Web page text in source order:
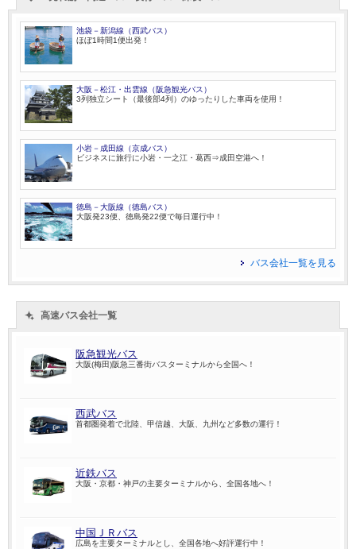
池袋－新潟線（西武バス）
ほぼ1時間1便出発！
大阪－松江・出雲線（阪急観光バス）
3列独立シート（最後部4列）のゆったりした車両を使用！
小岩－成田線（京成バス）
ビジネスに旅行に小岩・一之江・葛西⇒成田空港へ！
徳島－大阪線（徳島バス）
大阪発23便、徳島発22便で毎日運行中！
バス会社一覧を見る
高速バス会社一覧
阪急観光バス
大阪(梅田)阪急三番街バスターミナルから全国へ！
西武バス
首都圏発着で北陸、甲信越、大阪、九州など多数の運行！
近鉄バス
大阪・京都・神戸の主要ターミナルから、全国各地へ！
中国ＪＲバス
広島を主要ターミナルとし、全国各地へ好評運行中！